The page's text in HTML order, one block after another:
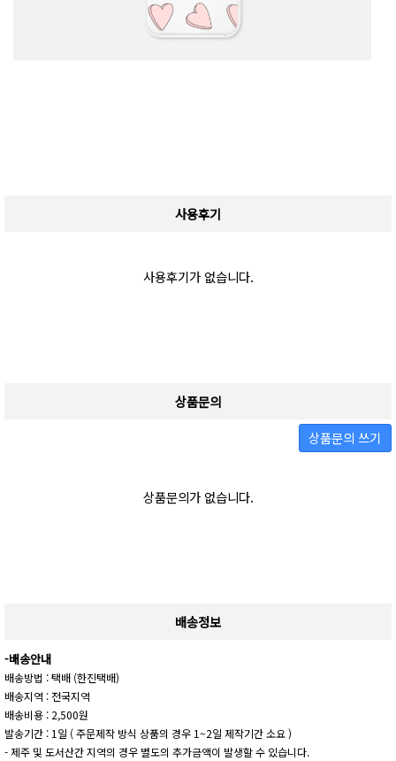
사용후기
사용후기가 없습니다.
상품문의
상품문의 쓰기
상품문의가 없습니다.
배송정보
-배송안내
배송방법 : 택배 (한진택배)
배송지역 : 전국지역
배송비용 : 2,500원
발송기간 : 1일 ( 주문제작 방식 상품의 경우 1~2일 제작기간 소요 )
- 제주 및 도서산간 지역의 경우 별도의 추가금액이 발생할 수 있습니다.